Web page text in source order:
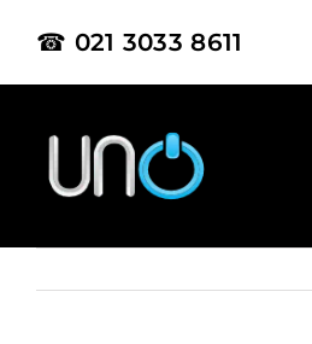
☎ 021 3033 8611